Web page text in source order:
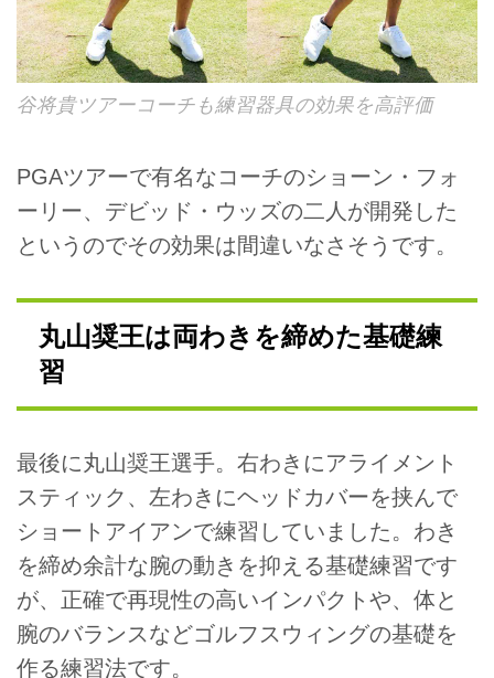
谷将貴ツアーコーチも練習器具の効果を高評価
PGAツアーで有名なコーチのショーン・フォ
ーリー、デビッド・ウッズの二人が開発した
というのでその効果は間違いなさそうです。
丸山奨王は両わきを締めた基礎練
習
最後に丸山奨王選手。右わきにアライメント
スティック、左わきにヘッドカバーを挟んで
ショートアイアンで練習していました。わき
を締め余計な腕の動きを抑える基礎練習です
が、正確で再現性の高いインパクトや、体と
腕のバランスなどゴルフスウィングの基礎を
作る練習法です。